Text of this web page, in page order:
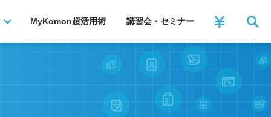
MyKomon超活用術 講習会・セミナー